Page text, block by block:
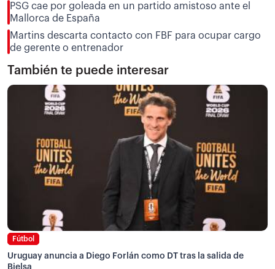
PSG cae por goleada en un partido amistoso ante el
Mallorca de España
Martins descarta contacto con FBF para ocupar cargo
de gerente o entrenador
También te puede interesar
Fútbol
Uruguay anuncia a Diego Forlán como DT tras la salida de
Bielsa